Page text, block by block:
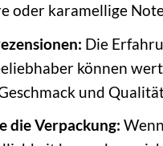
oder karamellige
Die
können
und
die Verpackung: